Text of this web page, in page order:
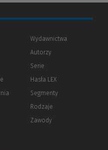
Wydawnictwa
Autorzy
Serie
Hasła LEX
Segmenty
Rodzaje
Zawody